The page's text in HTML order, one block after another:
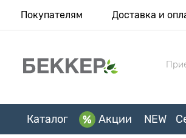
Покупателям Доставка и
Каталог Акции NEW